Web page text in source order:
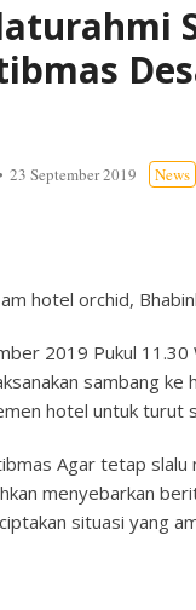
23 September 2019 News
hotel orchid,
2019 Pukul
sambang
hotel untuk turut
Agar tetap
menyebarkan
situasi yang